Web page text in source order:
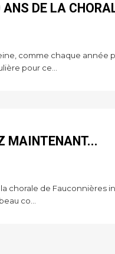
DE LA
comme chaque année
pour ce...
MAINTENANT...
chorale de Fauconnières
co...